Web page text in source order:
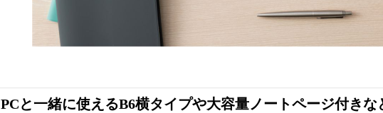
PCと一緒に使えるB6横タイプや大容量ノートページ付き